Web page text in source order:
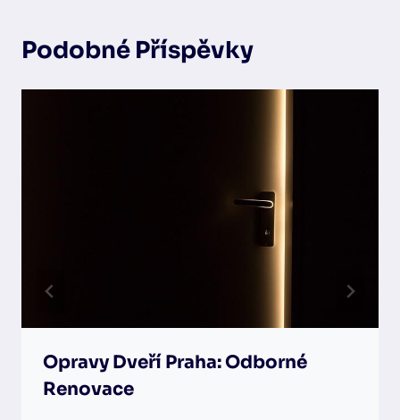
Podobné Příspěvky
Opravy Dveří Praha: Odborné
Renovace